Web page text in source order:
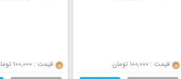
قیمت : 100,000 تومان
قیمت : 100,000 تومان